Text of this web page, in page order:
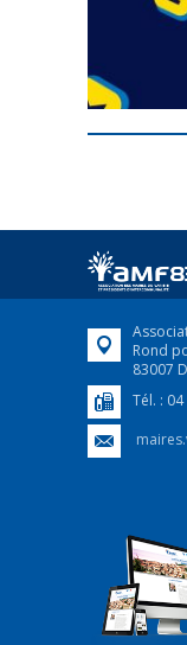
Afin
Rond
83007
Tél. :